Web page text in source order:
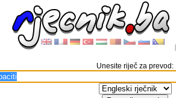
Unesite riječ za prevod: